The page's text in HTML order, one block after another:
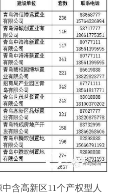
含高新区11个产权型人